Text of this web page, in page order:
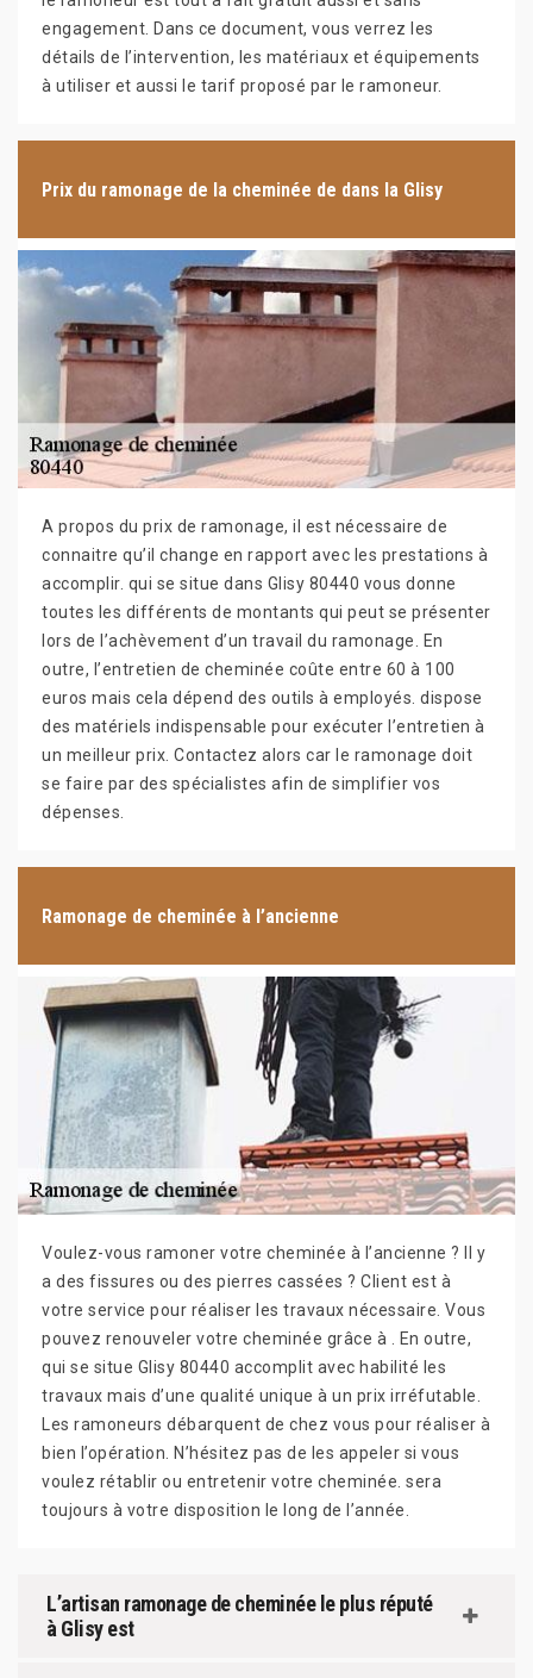
engagement. Dans ce document, vous verrez les
détails de l’intervention, les matériaux et équipements
à utiliser et aussi le tarif proposé par le ramoneur.
Prix du ramonage de la cheminée de dans la Glisy
A propos du prix de ramonage, il est nécessaire de
connaitre qu’il change en rapport avec les prestations à
accomplir. qui se situe dans Glisy 80440 vous donne
toutes les différents de montants qui peut se présenter
lors de l’achèvement d’un travail du ramonage. En
outre, l’entretien de cheminée coûte entre 60 à 100
euros mais cela dépend des outils à employés. dispose
des matériels indispensable pour exécuter l’entretien à
un meilleur prix. Contactez alors car le ramonage doit
se faire par des spécialistes afin de simplifier vos
dépenses.
Ramonage de cheminée à l’ancienne
Voulez-vous ramoner votre cheminée à l’ancienne ? Il y
a des fissures ou des pierres cassées ? Client est à
votre service pour réaliser les travaux nécessaire. Vous
pouvez renouveler votre cheminée grâce à . En outre,
qui se situe Glisy 80440 accomplit avec habilité les
travaux mais d’une qualité unique à un prix irréfutable.
Les ramoneurs débarquent de chez vous pour réaliser à
bien l’opération. N’hésitez pas de les appeler si vous
voulez rétablir ou entretenir votre cheminée. sera
toujours à votre disposition le long de l’année.
L’artisan ramonage de cheminée le plus réputé
à Glisy est